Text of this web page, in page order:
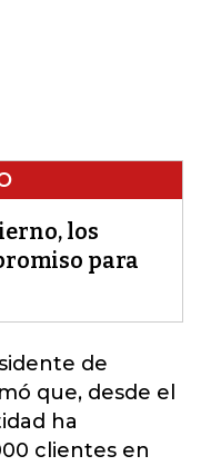
los
para
de
que, desde el
ha
clientes en